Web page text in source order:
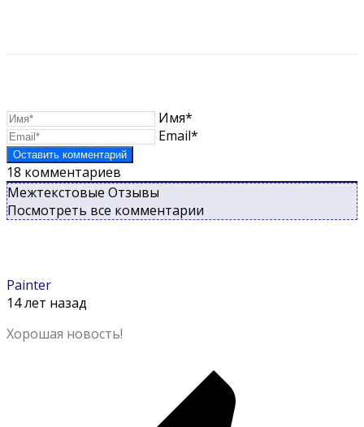
Имя*
Email*
18 комментариев
Межтекстовые Отзывы
Посмотреть все комментарии
Painter
14 лет назад
Хорошая новость!